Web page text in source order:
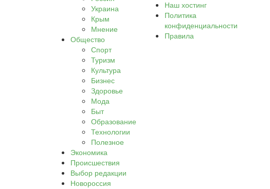
Украина
Крым
Мнение
Общество
Спорт
Туризм
Культура
Бизнес
Здоровье
Мода
Быт
Образование
Технологии
Полезное
Экономика
Происшествия
Выбор редакции
Новороссия
Наш хостинг
Политика
конфиденциальности
Правила